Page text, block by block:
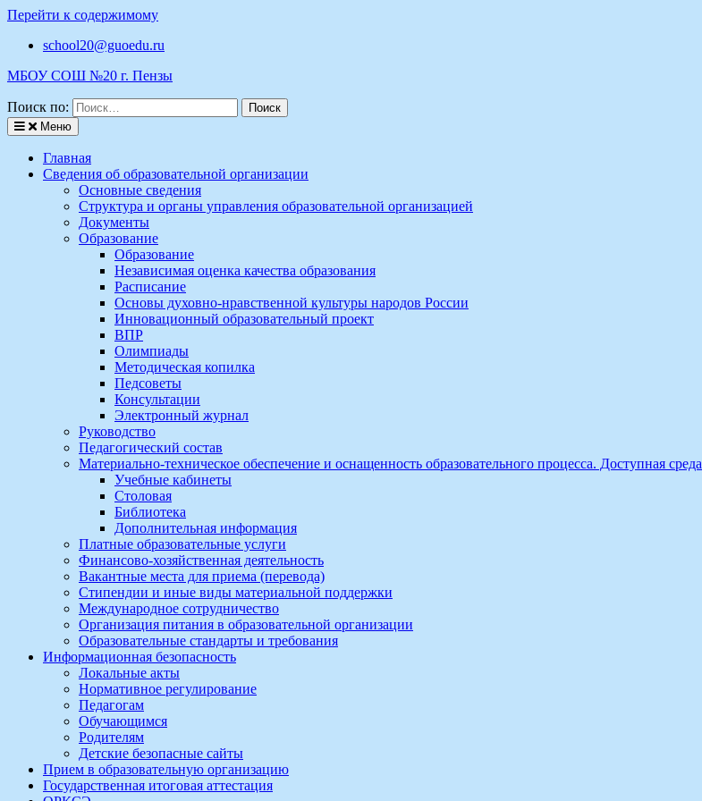
Перейти к содержимому
school20@guoedu.ru
МБОУ СОШ №20 г. Пензы
Поиск по:
Меню
Главная
Сведения об образовательной организации
Основные сведения
Структура и органы управления образовательной организацией
Документы
Образование
Образование
Независимая оценка качества образования
Расписание
Основы духовно-нравственной культуры народов России
Инновационный образовательный проект
ВПР
Олимпиады
Методическая копилка
Педсоветы
Консультации
Электронный журнал
Руководство
Педагогический состав
Материально-техническое обеспечение и оснащенность образовательного процесса. Доступная среда
Учебные кабинеты
Столовая
Библиотека
Дополнительная информация
Платные образовательные услуги
Финансово-хозяйственная деятельность
Вакантные места для приема (перевода)
Стипендии и иные виды материальной поддержки
Международное сотрудничество
Организация питания в образовательной организации
Образовательные стандарты и требования
Информационная безопасность
Локальные акты
Нормативное регулирование
Педагогам
Обучающимся
Родителям
Детские безопасные сайты
Прием в образовательную организацию
Государственная итоговая аттестация